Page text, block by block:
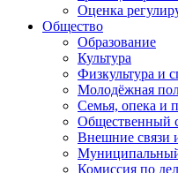
Оценка
Общество
Образование
Культура
Физкультура и
Молодёжная
Семья, опека и
Общественный
Внешние связи
Комиссия по